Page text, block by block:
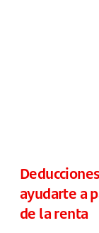
ayudarte a
de la renta